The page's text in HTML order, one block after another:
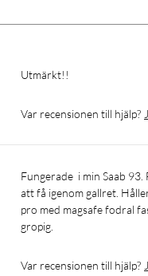
Utmärkt!!
Var recensionen till hjälp?
Fungerade  i min Saab 93. Fast det var svårt
att få igenom gallret.
pro med magsafe fodral
gropig.
Var recensionen till hjälp?